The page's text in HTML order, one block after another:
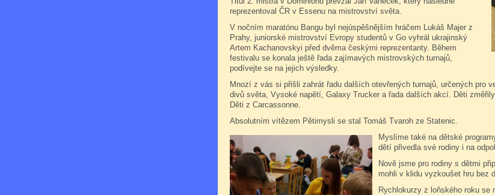
reprezentoval ČR v Essenu na mistrovství světa.
V nočním maratónu Bangu byl nejúspěšnějším hráčem Lukáš Majer z
Prahy, juniorské mistrovství Evropy studentů v Go vyhrál ukrajinský
Artem Kachanovskyi před dvěma českými reprezentanty. Během
festivalu se konala ještě řada zajímavých mistrovských turnajů,
podívejte se na jejich výsledky.
Mnozí z vás si přišli zahrát řadu dalších otevřených turnajů, určených pro
divů světa, Vysoké napětí, Galaxy Trucker a řada dalších akcí. Děti
Děti z Carcassonne.
Absolutním vítězem Pětimysli se stal Tomáš Tvaroh ze Statenic.
Myslíme také na dětské
dětí přivedla své rodiny i na
Nově jsme pro rodiny s dětmi
mohli v klidu vyzkoušet hru bez
Rychlokurzy z loňského roku se